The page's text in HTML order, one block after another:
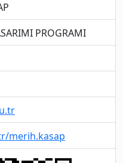
PROGRAMI
merih.kasap